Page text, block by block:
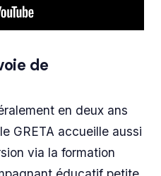
de
en deux ans
GRETA accueille aussi
via la formation